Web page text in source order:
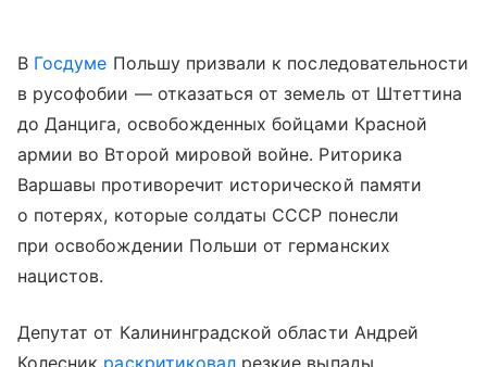
В Госдуме Польшу призвали к последовательности
в русофобии — отказаться от земель от Штеттина
до Данцига, освобожденных бойцами Красной
армии во Второй мировой войне. Риторика
Варшавы противоречит исторической памяти
о потерях, которые солдаты СССР понесли
при освобождении Польши от германских
нацистов.
Депутат от Калининградской области Андрей